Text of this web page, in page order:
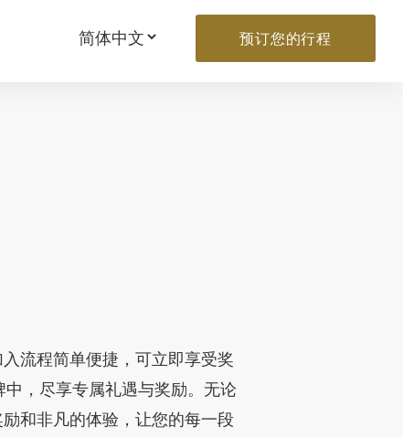
预订您的行程
流程简单便捷，可立即享受奖
，尽享专属礼遇与奖励。无论
和非凡的体验，让您的每一段